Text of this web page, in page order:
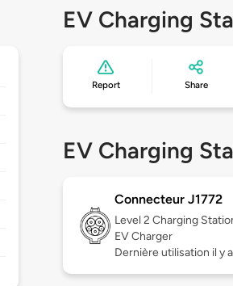
EV Charging
Report Share
EV Charging
Connecteur J1772
Level 2 Charging
EV Charger
Dernière utilisation il y